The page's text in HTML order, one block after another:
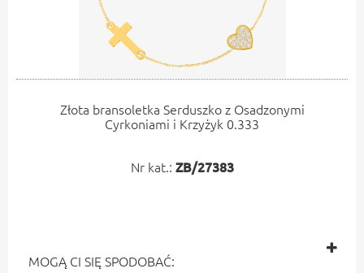
Złota bransoletka Serduszko z Osadzonymi
Cyrkoniami i Krzyżyk 0.333
Nr kat.: ZB/27383
MOGĄ CI SIĘ SPODOBAĆ: